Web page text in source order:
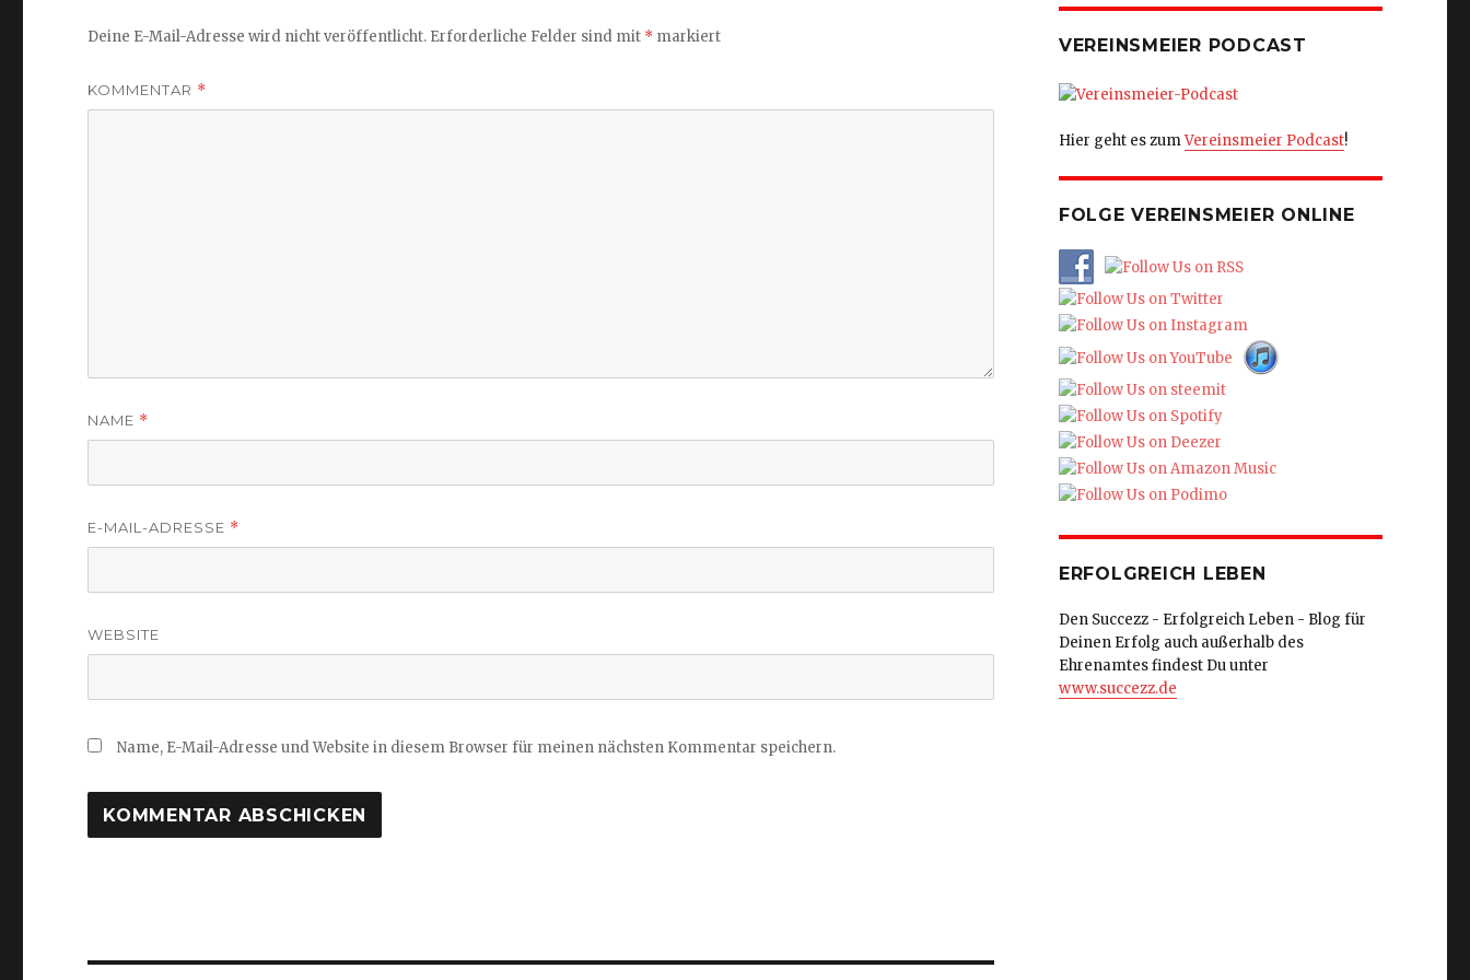
Deine E-Mail-Adresse wird nicht veröffentlicht. Erforderliche Felder sind mit * markiert
KOMMENTAR *
NAME *
E-MAIL-ADRESSE *
WEBSITE
Name, E-Mail-Adresse und Website in diesem Browser für meinen nächsten Kommentar speichern.
VEREINSMEIER PODCAST
Hier geht es zumVereinsmeier Podcast!
FOLGE VEREINSMEIER ONLINE
ERFOLGREICH LEBEN
Den Succezz - Erfolgreich Leben - Blog für
Deinen Erfolg auch außerhalb des
Ehrenamtes findest Du unter
www.succezz.de